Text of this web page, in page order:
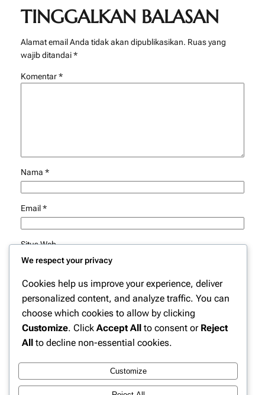
TINGGALKAN BALASAN
Alamat email Anda tidak akan dipublikasikan. Ruas yang
wajib ditandai*
Komentar*
Nama *
Email*
Situs Web
Simpan nama, email, dan situs web saya pada peramban
ini untuk komentar saya berikutnya.
We respect your privacy
Cookies help us improve your experience, deliver
personalized content, and analyze traffic. You can
choose which cookies to allow by clicking
Customize. Click Accept All to consent or Reject
All to decline non-essential cookies.
Customize